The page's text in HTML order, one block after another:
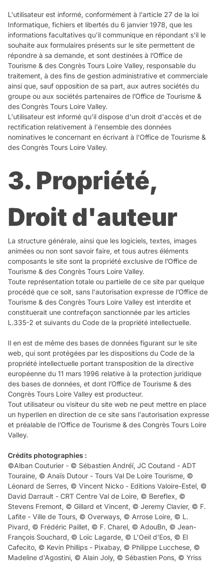
L'utilisateur est informé, conformément à l'article 27 de la loi
Informatique, fichiers et libertés du 6 janvier 1978, que les
informations facultatives qu'il communique en répondant s'il le
souhaite aux formulaires présents sur le site permettent de
répondre à sa demande, et sont destinées à l’Office de
Tourisme & des Congrès Tours Loire Valley, responsable du
traitement, à des fins de gestion administrative et commerciale
ainsi que, sauf opposition de sa part, aux autres sociétés du
groupe ou aux sociétés partenaires de l’Office de Tourisme &
des Congrès Tours Loire Valley.
L'utilisateur est informé qu'il dispose d'un droit d'accès et de
rectification relativement à l'ensemble des données
nominatives le concernant en écrivant à l'Office de Tourisme &
des Congrès Tours Loire Valley.
3. Propriété,
Droit d'auteur
La structure générale, ainsi que les logiciels, textes, images
animées ou non sont savoir faire, et tous autres éléments
composants le site sont la propriété exclusive de l’Office de
Tourisme & des Congrès Tours Loire Valley.
Toute représentation totale ou partielle de ce site par quelque
procédé que ce soit, sans l'autorisation expresse de l’Office de
Tourisme & des Congrès Tours Loire Valley est interdite et
constituerait une contrefaçon sanctionnée par les articles
L.335-2 et suivants du Code de la propriété intellectuelle.
Il en est de même des bases de données figurant sur le site
web, qui sont protégées par les dispositions du Code de la
propriété intellectuelle portant transposition de la directive
européenne du 11 mars 1996 relative à la protection juridique
des bases de données, et dont l’Office de Tourisme & des
Congrès Tours Loire Valley est producteur.
Tout utilisateur ou visiteur du site web ne peut mettre en place
un hyperlien en direction de ce site sans l'autorisation expresse
et préalable de l’Office de Tourisme & des Congrès Tours Loire
Valley.
Crédits photographies :
©Alban Couturier - © Sébastien Andréï, JC Coutand - ADT
Touraine, © Anaïs Dutour - Tours Val De Loire Tourisme, ©
Léonard de Serres, © Vincent Nicko - Editions Valoire-Estel, ©
David Darrault - CRT Centre Val de Loire, © Bereflex, ©
Stevens Fremont, © Gillard et Vincent, © Jeremy Clavier, © F.
Lafite - Ville de Tours, © Overways, © Arrose Loire, © L.
Pivard, © Frédéric Paillet, © F. Charel, © AdouBn, © Jean-
François Souchard, © Loïc Lagarde, © L'Oeil d'Eos, © El
Cafecito, © Kevin Phillips - Pixabay, © Philippe Lucchese, ©
Madeline d'Agostini, © Alain Joly, © Sébastien Pons, © Yriss